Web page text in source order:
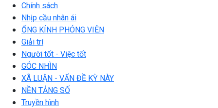
Chính sách
Nhịp cầu nhân ái
ỐNG KÍNH PHÓNG VIÊN
Giải trí
Người tốt - Việc tốt
GÓC NHÌN
XÃ LUẬN - VẤN ĐỀ KỲ NÀY
NỀN TẢNG SỐ
Truyền hình